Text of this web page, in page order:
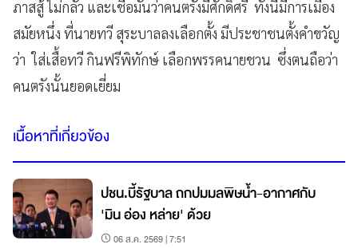
ภาสสู้ ไม่กลัว และเชื่อมั่นว่าคนตรังมีศักดิ์ศรี ทั้งนี้มีการเมือง
สมัยหนึ่ง ที่นายทวี สุระบาลลงเลือกตั้ง มีประชาชนตั้งคำขวัญ
ว่า ใส่เสื้อทวี กินฟรีพิทักษ์ เลือกพรรคนายชวน ซึ่งตนถือว่า
คนตรังนั้นยอดเยี่ยม
เนื้อหาที่เกี่ยวข้อง
ปชน.บี้รัฐบาล ถกปมมลพิษน้ำ-อากาศกับ
'มิน อ่อง หล่าย' ด้วย
06 ส.ค. 2569 | 7:51